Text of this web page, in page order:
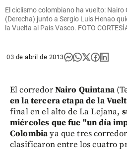
El ciclismo colombiano ha vuelto:
(Derecha) junto a Sergio Luis Henao
la Vuelta al País Vasco. FOTO
03 de abril de 2013
El corredorNairo Quintana
en la tercera etapa de la
final en el alto de La Lejana,
miércoles que fue "un día
Colombiaya que tres
clasificaron entre los cuatro